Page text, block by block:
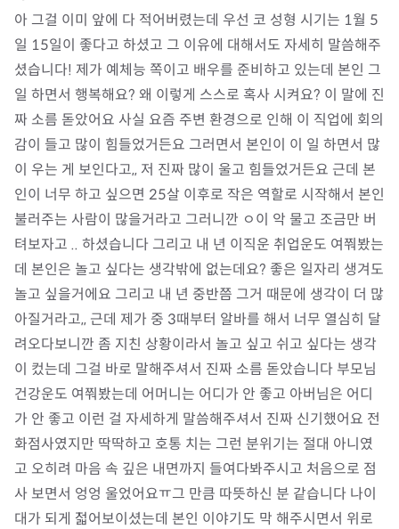
아 그걸 이미 앞에 다 적어버렸는데 우선 코 성형 시기는 1월 5
일 15일이 좋다고 하셨고 그 이유에 대해서도 자세히 말씀해주
셨습니다! 제가 예체능 쪽이고 배우를 준비하고 있는데 본인 그
일 하면서 행복해요? 왜 이렇게 스스로 혹사 시켜요? 이 말에 진
짜 소름 돋았어요 사실 요즘 주변 환경으로 인해 이 직업에 회의
감이 들고 많이 힘들었거든요 그러면서 본인이 이 일 하면서 많
이 우는 게 보인다고,, 저 진짜 많이 울고 힘들었거든요 근데 본
인이 너무 하고 싶으면 25살 이후로 작은 역할로 시작해서 본인
불러주는 사람이 많을거라고 그러니깐 ㅇ이 악 물고 조금만 버
텨보자고 .. 하셨습니다 그리고 내 년 이직운 취업운도 여쭤봤는
데 본인은 놀고 싶다는 생각밖에 없는데요? 좋은 일자리 생겨도
놀고 싶을거에요 그리고 내 년 중반쯤 그거 때문에 생각이 더 많
아질거라고,, 근데 제가 중 3때부터 알바를 해서 너무 열심히 달
려오다보니깐 좀 지친 상황이라서 놀고 싶고 쉬고 싶다는 생각
이 컸는데 그걸 바로 말해주셔서 진짜 소름 돋았습니다 부모님
건강운도 여쭤봤는데 어머니는 어디가 안 좋고 아버님은 어디
가 안 좋고 이런 걸 자세하게 말씀해주셔서 진짜 신기했어요 전
화점사였지만 딱딱하고 호통 치는 그런 분위기는 절대 아니였
고 오히려 마음 속 깊은 내면까지 들여다봐주시고 처음으로 점
사 보면서 엉엉 울었어요ㅠ그 만큼 따뜻하신 분 같습니다 나이
대가 되게 젋어보이셨는데 본인 이야기도 막 해주시면서 위로